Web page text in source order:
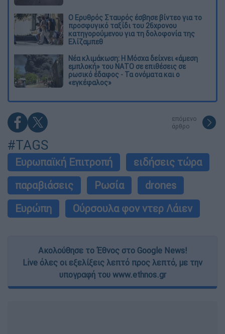
Ο Ερυθρός Σταυρός έσβησε βίντεο για το
προσφυγικό ταξίδι του 26χρονου
κατηγορούμενου για τη δολοφονία της
Ελίζαμπεθ
Νέα κλιμάκωση: Η Μόσχα δείχνει «άμεση
εμπλοκή» του ΝΑΤΟ σε επιθέσεις σε
ρωσικό έδαφος - Τα ονόματα και ο
«εγκέφαλος»
επόμενο
άρθρο
#TAGS
Ευρωπαϊκή Επιτροπή
ειδήσεις τώρα
παραβιάσεις
Ρωσία
drones
Ευρώπη
Ούρσουλα φον ντερ Λάιεν
Ακολούθησε το Έθνος στο Google News!
Live όλες οι εξελίξεις λεπτό προς λεπτό, με την
υπογραφή του www.ethnos.gr